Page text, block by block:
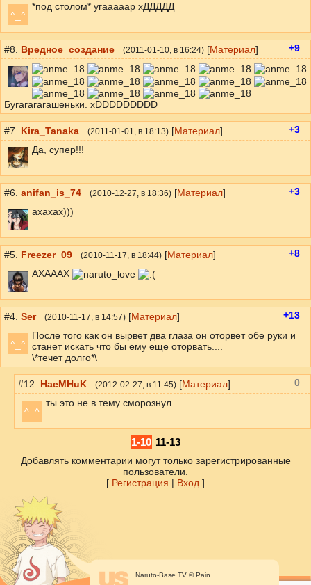
^_^
*под столом* угааааар хДДДДД
#8. Вредное_создание (2011-01-10 , в 16:24) [Материал]
Бугагагагашеньки. xDDDDDDDDD
+9
#7. Kira_Tanaka (2011-01-01 , в 18:13) [Материал]
Да, супер!!!
+3
#6. anifan_is_74 (2010-12-27 , в 18:36) [Материал]
ахахах)))
+3
#5. Freezer_09 (2010-11-17 , в 18:44) [Материал]
АХАААХ
+8
#4. Sеr (2010-11-17 , в 14:57) [Материал]
^_^
После того как он вырвет два глаза он оторвет обе руки и
станет искать что бы ему еще оторвать....
\*течет долго*\
+13
#12. HaeMHuK (2012-02-27 , в 11:45) [Материал]
^_^
ты это не в тему сморознул
0
1-10 11-13
Добавлять комментарии могут только зарегистрированные
пользователи.
[ Регистрация | Вход ]
Naruto-Base.TV © Pain